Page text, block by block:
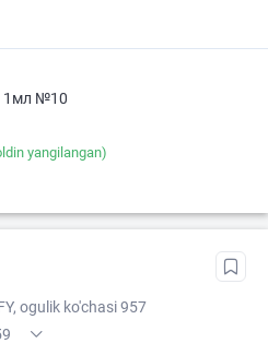
1мл №10
yangilangan)
ogulik ko'chasi 957